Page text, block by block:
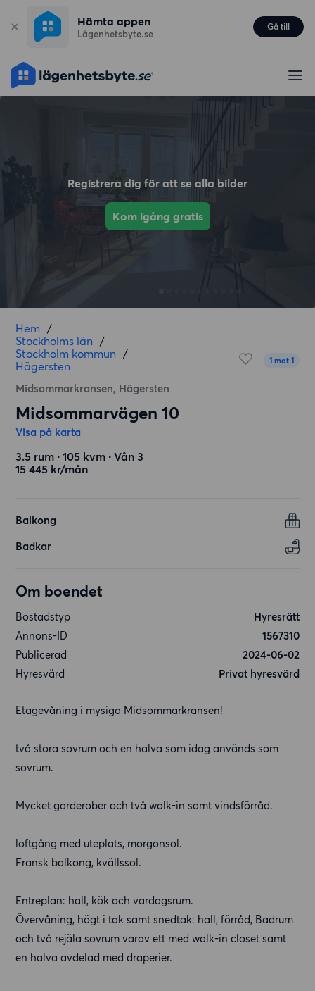
Hämta appen
Lägenhetsbyte.se
Gå till
Registrera dig för att se alla bilder
Kom igång gratis
Hem /
Stockholms län /
Stockholm kommun /
Hägersten
Midsommarkransen, Hägersten
1 mot 1
Midsommarvägen 10
Visa på karta
3.5 rum ∙ 105 kvm ∙ Vån 3
15 445 kr/mån
Balkong
Badkar
Om boendet
Bostadstyp
Hyresrätt
Annons-ID
1567310
Publicerad
2024-06-02
Hyresvärd
Privat hyresvärd
Etagevåning i mysiga Midsommarkransen!
två stora sovrum och en halva som idag används som
sovrum.
Mycket garderober och två walk-in samt vindsförråd.
loftgång med uteplats, morgonsol.
Fransk balkong, kvällssol.
Entreplan: hall, kök och vardagsrum.
Övervåning, högt i tak samt snedtak: hall, förråd, Badrum
och två rejäla sovrum varav ett med walk-in closet samt
en halva avdelad med draperier.